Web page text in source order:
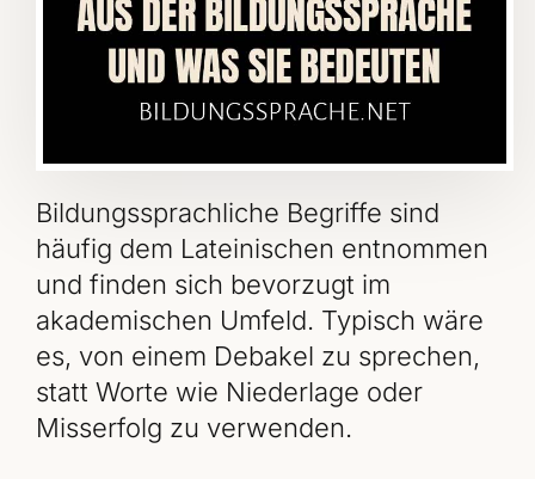
Bildungssprachliche Begriffe sind
häufig dem Lateinischen entnommen
und finden sich bevorzugt im
akademischen Umfeld. Typisch wäre
es, von einem Debakel zu sprechen,
statt Worte wie Niederlage oder
Misserfolg zu verwenden.